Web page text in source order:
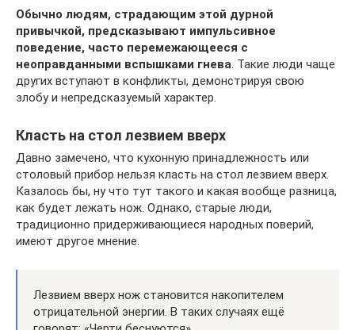
Обычно людям, страдающим этой дурной
привычкой, предсказывают импульсивное
поведение, часто перемежающееся с
неоправданными вспышками гнева. Такие люди чаще
других вступают в конфликты, демонстрируя свою
злобу и непредсказуемый характер.
Класть на стол лезвием вверх
Давно замечено, что кухонную принадлежность или
столовый прибор нельзя класть на стол лезвием вверх.
Казалось бы, ну что тут такого и какая вообще разница,
как будет лежать нож. Однако, старые люди,
традиционно придерживающиеся народных поверий,
имеют другое мнение.
Лезвием вверх нож становится накопителем
отрицательной энергии. В таких случаях ещё